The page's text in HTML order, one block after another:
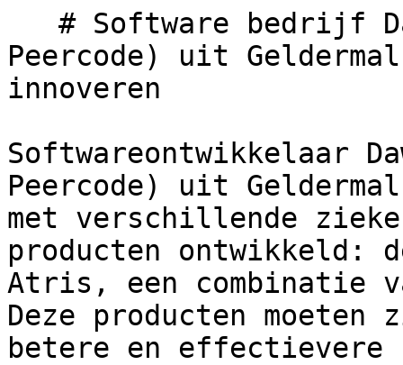
Peercode) uit
innoveren
Softwareontwikkelaar
Peercode) uit
met verschillende
producten ontwikkeld:
Atris, een combinatie
Deze producten moeten
betere en effectievere